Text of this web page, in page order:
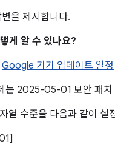
을 제시합니다.
게 알 수 있나요?
Google 기기 업데이트 일정
2025-05-01 보안 패치
열 수준을 다음과 같이 설